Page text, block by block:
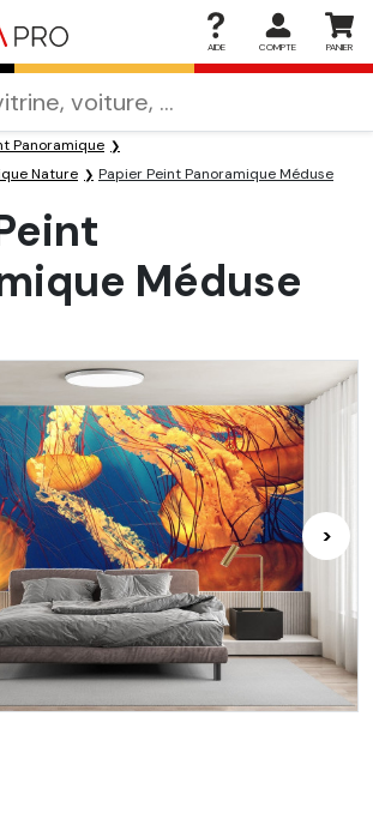
AIDE COMPTE PANIER
Panoramique
Nature
Papier Peint Panoramique Méduse
Méduse
>